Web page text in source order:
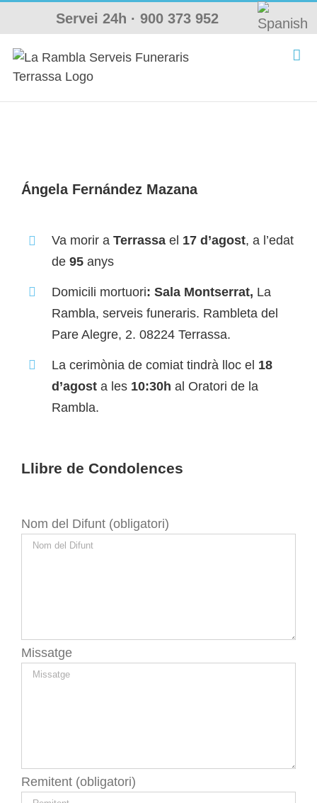
content
Servei 24h ·900 373 952
Ángela Fernández Mazana
Va morir aTerrassael 17 d’agost, a l’edat
de 95anys
Domicili mortuori: Sala Montserrat, La
Rambla, serveis funeraris. Rambleta del
Pare Alegre, 2. 08224 Terrassa.
La cerimònia de comiat tindrà lloc el 18
d’agosta les 10:30hal Oratori de la
Rambla.
Llibre de Condolences
Nom del Difunt (obligatori)
Missatge
Remitent (obligatori)